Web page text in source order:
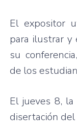
El expositor
para ilustrar y
su conferencia
de los
El jueves 8, la
disertación del